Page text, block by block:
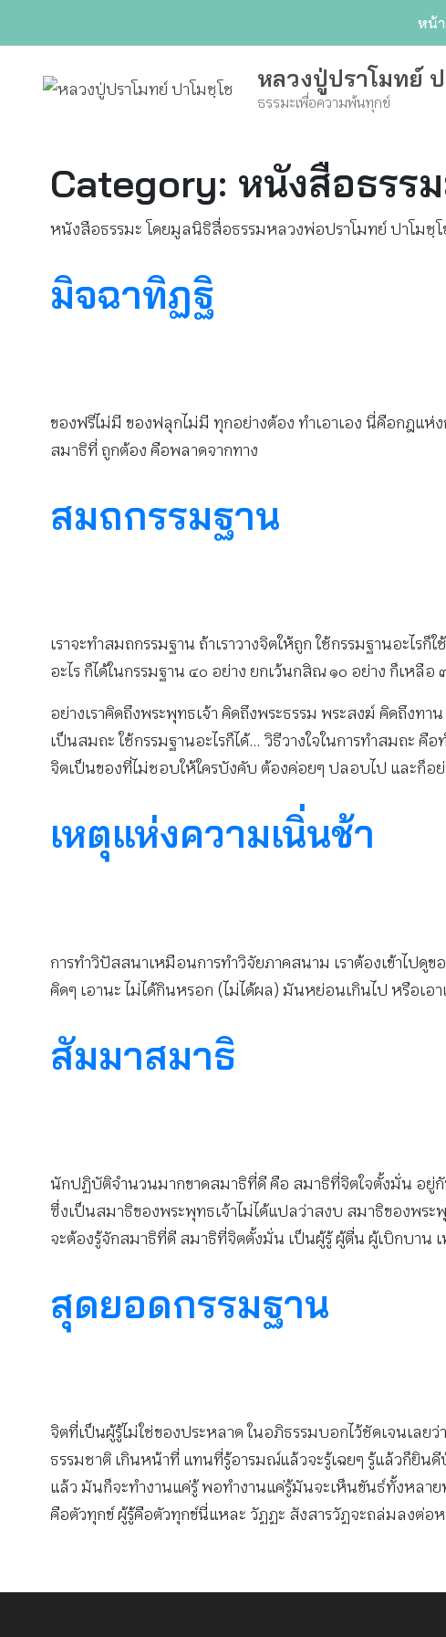
หน้
หลวงปู่ปราโมทย์
ธรรมะเพื่อความพ้นทุกข์
Category: หนังสือธรร
หนังสือธรรมะ โดยมูลนิธิสื่อธรรมหลวงพ่อปราโมทย์ ปาโมชฺโ
มิจฉาทิฏฐิ
ของฟรีไม่มี ของฟลุกไม่มี ทุกอย่างต้อง ทำเอาเอง นี่คือกฎแห่
สมาธิที่ ถูกต้อง คือพลาดจากทาง
สมถกรรมฐาน
เราจะทำสมถกรรมฐาน ถ้าเราวางจิตให้ถูก ใช้กรรมฐานอะไ
อะไร ก็ได้ในกรรมฐาน ๔๐ อย่าง ยกเว้นกสิณ ๑๐ อย่าง ก็เห
อย่างเราคิดถึงพระพุทธเจ้า คิดถึงพระธรรม พระสงฆ์ คิดถึงท
เป็นสมถะ ใช้กรรมฐานอะไรก็ได้… วิธีวางใจในการทำสมถะ
จิตเป็นของที่ไม่ชอบให้ใครบังคับ ต้องค่อยๆ ปลอบไป และก็อย่
เหตุแห่งความเนิ่นช้า
การทำวิปัสสนาเหมือนการทำวิจัยภาคสนาม เราต้องเข้าไปดู
คิดๆ เอานะ ไม่ได้กินหรอก (ไม่ได้ผล) มันหย่อนเกินไป หรือเอ
สัมมาสมาธิ
นักปฏิบัติจำนวนมากขาดสมาธิที่ดี คือ สมาธิที่จิตใจตั้งมั่น อยู่
ซึ่งเป็นสมาธิของพระพุทธเจ้าไม่ได้แปลว่าสงบ สมาธิของพร
จะต้องรู้จักสมาธิที่ดี สมาธิที่จิตตั้งมั่น เป็นผู้รู้ ผู้ตื่น ผู้เบิกบา
สุดยอดกรรมฐาน
จิตที่เป็นผู้รู้ไม่ใช่ของประหลาด ในอภิธรรมบอกไว้ชัดเจนเล
ธรรมชาติ เกินหน้าที่ แทนที่รู้อารมณ์แล้วจะรู้เฉยๆ รู้แล้วก็ยิน
แล้ว มันก็จะทำงานแค่รู้ พอทำงานแค่รู้มันจะเห็นขันธ์ทั้งหลาย
คือตัวทุกข์ ผู้รู้คือตัวทุกข์นี่แหละ วัฏฏะ สังสารวัฏจะถล่มลงต่อ